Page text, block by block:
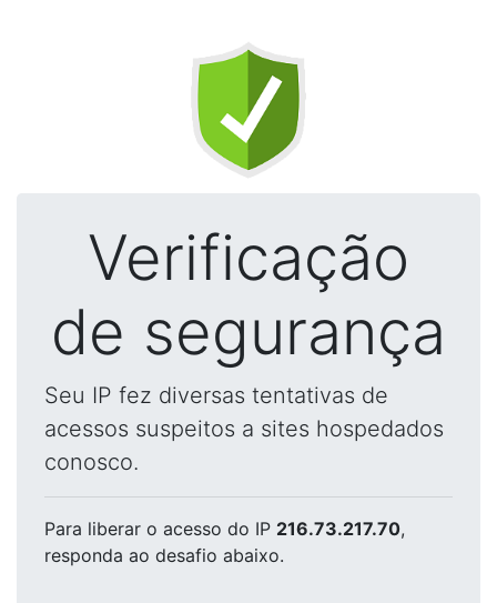
Verificação
de segurança
Seu IP fez diversas tentativas de
acessos suspeitos a sites hospedados
conosco.
Para liberar o acesso do IP 216.73.217.70,
responda ao desafio abaixo.